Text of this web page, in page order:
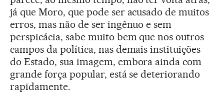
já que Moro, que pode ser acusado de muitos
erros, mas não de ser ingênuo e sem
perspicácia, sabe muito bem que nos outros
campos da política, nas demais instituições
do Estado, sua imagem, embora ainda com
grande força popular, está se deteriorando
rapidamente.